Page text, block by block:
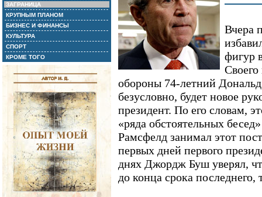
ЗАГРАНИЦА
КРУПНЫМ ПЛАНОМ
БИЗНЕС И ФИНАНСЫ
КУЛЬТУРА
СПОРТ
КРОМЕ ТОГО
Вчера
фигур
обороны 74-летний
безусловно, будет новое
президент. По его словам,
«ряда обстоятельных
Рамсфелд занимал этот
первых дней первого
днях Джордж Буш уверял,
до конца срока последнего,